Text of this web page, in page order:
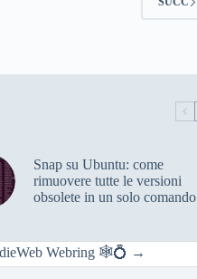
Snap su Ubuntu: come
rimuovere tutte le versioni
obsolete in un solo comando
Webring🕸💍 →